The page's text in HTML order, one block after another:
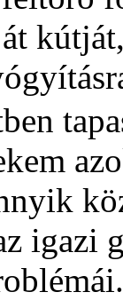
igazi